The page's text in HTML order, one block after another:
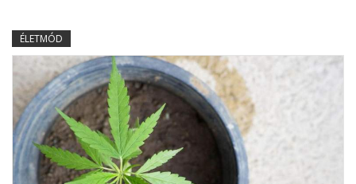
ÉLETMÓD